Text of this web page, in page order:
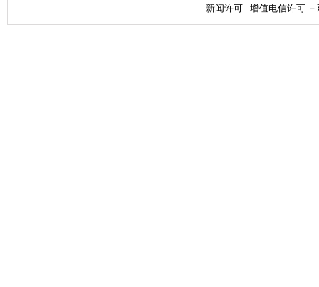
新闻许可- 增值电信许可－